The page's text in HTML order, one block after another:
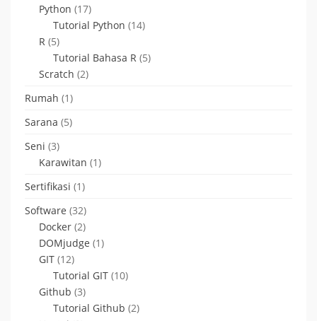
Python (17)
Tutorial Python (14)
R (5)
Tutorial Bahasa R (5)
Scratch (2)
Rumah (1)
Sarana (5)
Seni (3)
Karawitan (1)
Sertifikasi (1)
Software (32)
Docker (2)
DOMjudge (1)
GIT (12)
Tutorial GIT (10)
Github (3)
Tutorial Github (2)